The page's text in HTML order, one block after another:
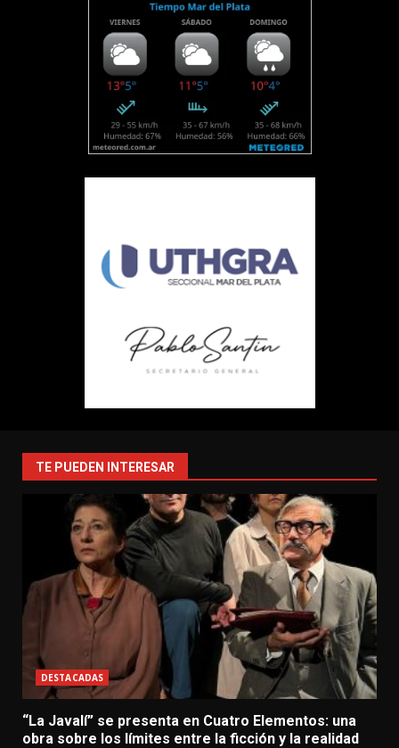
TE PUEDEN INTERESAR
DESTACADAS
“La Javalí” se presenta en Cuatro Elementos: una
obra sobre los límites entre la ficción y la realidad